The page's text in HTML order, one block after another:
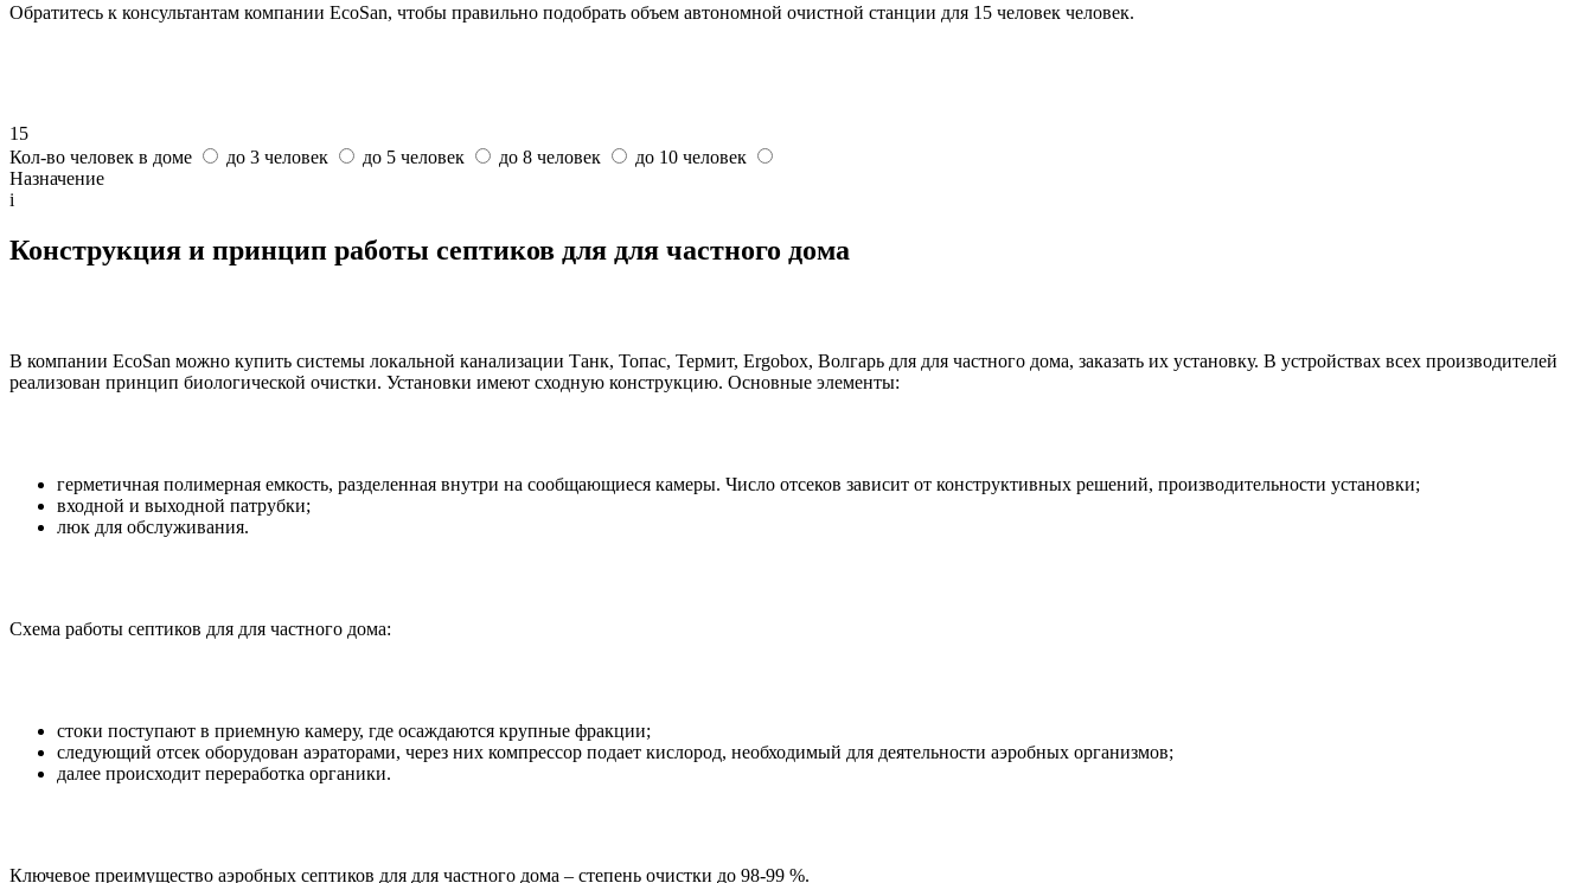
Обратитесь к консультантам компании EcoSan, чтобы правильно подобрать объем автономной очистной станции для 15 человек человек.
15
Кол-во человек в доме
до 3 человек до 5 человек до 8 человек
до 10 человек
Назначение
i
Конструкция и принцип работы септиков для для частного дома
В компании EcoSan можно купить системы локальной канализации Танк, Топас, Термит, Ergobox, Волгарь для для частного дома, заказать их установку. В устройствах всех производителей
реализован принцип биологической очистки. Установки имеют сходную конструкцию. Основные элементы:
герметичная полимерная емкость, разделенная внутри на сообщающиеся камеры. Число отсеков зависит от конструктивных решений, производительности установки;
входной и выходной патрубки;
люк для обслуживания.
Схема работы септиков для для частного дома:
стоки поступают в приемную камеру, где осаждаются крупные фракции;
следующий отсек оборудован аэраторами, через них компрессор подает кислород, необходимый для деятельности аэробных организмов;
далее происходит переработка органики.
Ключевое преимущество аэробных септиков для для частного дома – степень очистки до 98-99 %.